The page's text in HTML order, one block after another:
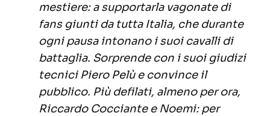
mestiere: a supportarla vagonate di
fans giunti da tutta Italia, che durante
ogni pausa intonano i suoi cavalli di
battaglia. Sorprende con i suoi giudizi
tecnici Piero Pelù e convince il
pubblico. Più defilati, almeno per ora,
Riccardo Cocciante e Noemi: per